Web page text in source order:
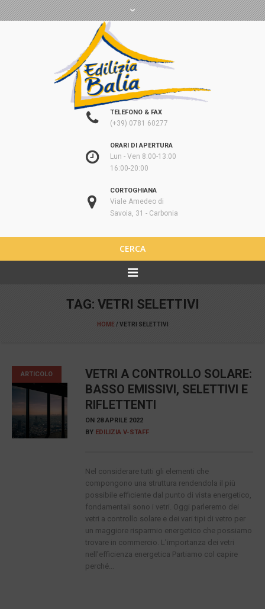
TELEFONO & FAX
(+39) 0781 60277
ORARI DI APERTURA
Lun - Ven 8:00-13:00
16:00-20:00
CORTOGHIANA
Viale Amedeo di
Savoia, 31 - Carbonia
CERCA
TAG: VETRI SELETTIVI
HOME /VETRI SELETTIVI
ARTICOLO
VETRI A CONTROLLO SOLARE:
BASSO EMISSIVI, SELETTIVI E
RIFLETTENTI
ON 28 APRILE 2022
BY EDILIZIA V-STAFF
Nel considerare tutti gli elementi che
compongono una struttura rendendola il più
possibile efficiente dal punto di vista energetico,
fondamentali sono i vetri. Oggi parleremo dei
vetri a controllo solare e dei vari tipi di vetro per
un maggiore risparmio energetico che possiamo
trovare in commercio. L’importanza dei vetri
nell’efficienza energetica Partiamo col capire
perché...